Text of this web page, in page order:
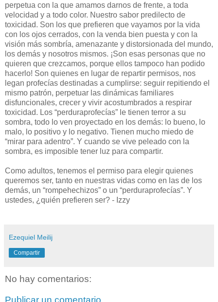
perpetua con la que amamos darnos de frente, a toda
velocidad y a todo color. Nuestro sabor predilecto de
toxicidad. Son los que prefieren que vayamos por la vida
con los ojos cerrados, con la venda bien puesta y con la
visión más sombría, amenazante y distorsionada del mundo,
los demás y nosotros mismos. ¡Son esas personas que no
quieren que crezcamos, porque ellos tampoco han podido
hacerlo! Son quienes en lugar de repartir permisos, nos
legan profecías destinadas a cumplirse: seguir repitiendo el
mismo patrón, perpetuar las dinámicas familiares
disfuncionales, crecer y vivir acostumbrados a respirar
toxicidad. Los “perduraprofecías” le tienen terror a su
sombra, todo lo ven proyectado en los demás: lo bueno, lo
malo, lo positivo y lo negativo. Tienen mucho miedo de
“mirar para adentro”. Y cuando se vive peleado con la
sombra, es imposible tener luz para compartir.
Como adultos, tenemos el permiso para elegir quienes
queremos ser, tanto en nuestras vidas como en las de los
demás, un “rompehechizos” o un “perduraprofecías”. Y
ustedes, ¿quién prefieren ser? - Izzy
Ezequiel Meilij
Compartir
No hay comentarios:
Publicar un comentario